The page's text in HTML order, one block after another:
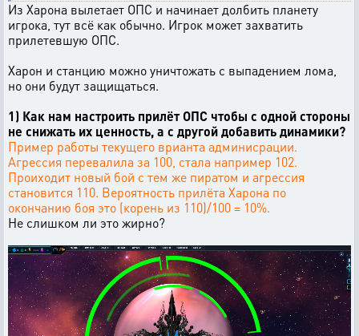
Из Харона вылетает ОПС и начинает долбить планету
игрока, тут всё как обычно. Игрок может захватить
прилетевшую ОПС.
Харон и станцию можно уничтожать с выпадением лома,
но они будут защищаться.
1) Как нам настроить прилёт ОПС чтобы с одной стороны
не снижать их ценность, а с другой добавить динамики?
Пример работы текущего врианта админисрации.
Агрессия перевалила за 100, стала например 102.
Проиходит новый бой с тем же пиратом и агрессия
становится 110. Вероятность прилёта Харона по
окончанию боя это (корень из 110)/100 = 10%.
Не слишком ли это жирно?